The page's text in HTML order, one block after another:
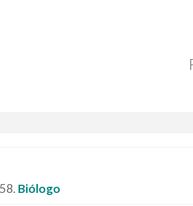
Biólogo